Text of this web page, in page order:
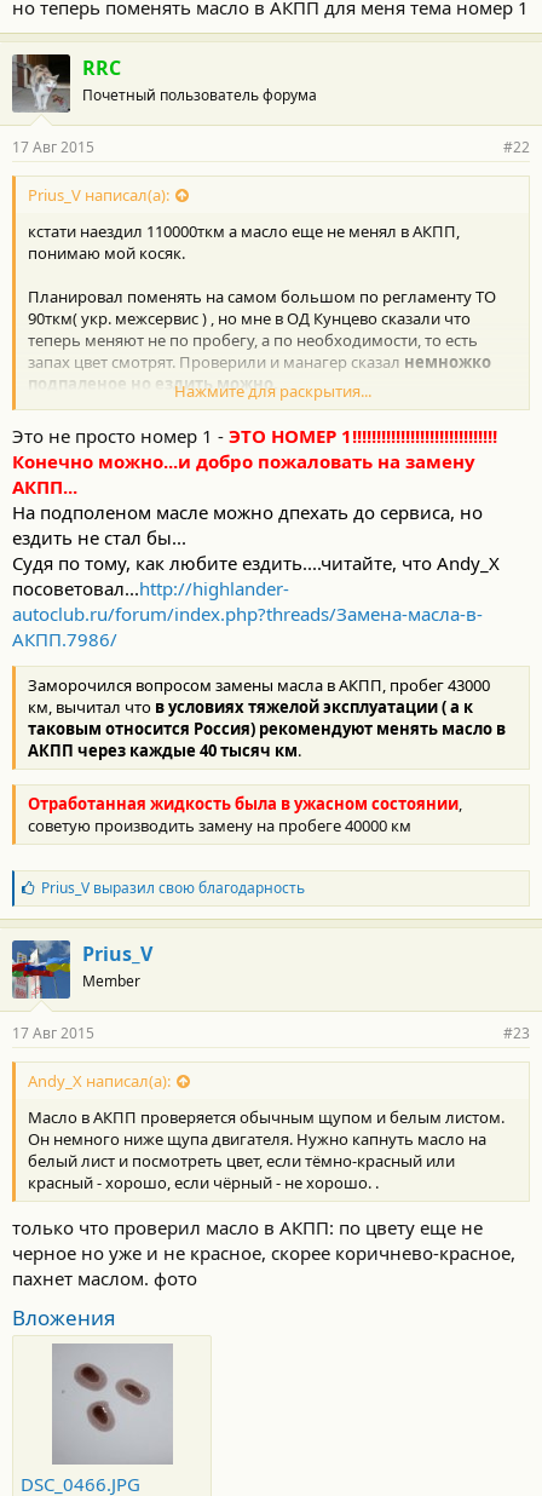
но теперь поменять масло в АКПП для меня тема номер 1
RRC
Почетный пользователь форума
17 Авг 2015 #22
Prius_V написал(а):
кстати наездил 110000ткм а масло еще не менял в АКПП,
понимаю мой косяк.
Планировал поменять на самом большом по регламенту ТО
90ткм( укр. межсервис ) , но мне в ОД Кунцево сказали что
теперь меняют не по пробегу, а по необходимости, то есть
запах цвет смотрят. Проверили и манагер сказал немножко
подпаленое но ездить можно.
но теперь поменять масло в АКПП для меня тема номер 1
Нажмите для раскрытия...
Это не просто номер 1 - ЭТО НОМЕР 1!!!!!!!!!!!!!!!!!!!!!!!!!!!!!!
Конечно можно...и добро пожаловать на замену
АКПП...
На подполеном масле можно дпехать до сервиса, но
ездить не стал бы...
Судя по тому, как любите ездить....читайте, что Andy_X
посоветовал...http://highlander-
autoclub.ru/forum/index.php?threads/Замена-масла-в-
АКПП.7986/
Заморочился вопросом замены масла в АКПП, пробег 43000
км, вычитал что в условиях тяжелой эксплуатации ( а к
таковым относится Россия) рекомендуют менять масло в
АКПП через каждые 40 тысяч км.
Отработанная жидкость была в ужасном состоянии
советую производить замену на пробеге 40000 км
Б
л
а
г
о
д
а
н
о
с
и
:
Prius_Vвыразил свою благодарность
Prius_V
Member
17 Авг 2015 #23
Andy_X написал(а):
Масло в АКПП проверяется обычным щупом и белым листом.
Он немного ниже щупа двигателя. Нужно капнуть масло на
белый лист и посмотреть цвет, если тёмно-красный или
красный - хорошо, если чёрный - не хорошо. .
только что проверил масло в АКПП: по цвету еще не
черное но уже и не красное, скорее коричнево-красное,
пахнет маслом. фото
Вложения
DSC_0466.JPG